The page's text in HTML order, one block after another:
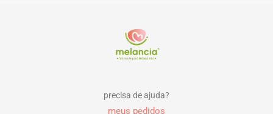
precisa de ajuda?
meus pedidos